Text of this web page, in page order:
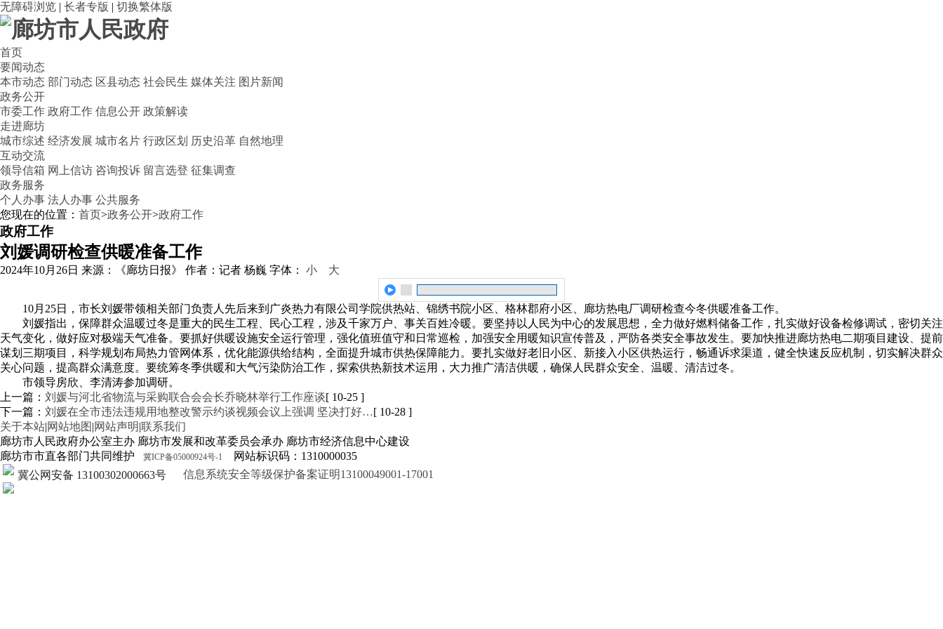
无障碍浏览 | 长者专版 | 切换繁体版
首页
要闻动态
本市动态 部门动态 区县动态 社会民生 媒体关注 图片新闻
政务公开
市委工作 政府工作 信息公开 政策解读
走进廊坊
城市综述 经济发展 城市名片 行政区划 历史沿革 自然地理
互动交流
领导信箱 网上信访 咨询投诉 留言选登 征集调查
政务服务
个人办事 法人办事 公共服务
您现在的位置： 首页>政务公开>政府工作
政府工作
刘媛调研检查供暖准备工作
2024年10月26日 来源：《廊坊日报》 作者：记者 杨巍 字体： 小 大
10月25日，市长刘媛带领相关部门负责人先后来到广炎热力有限公司学院供热站、锦绣书院小区、格林郡府小区、廊坊热电厂调研检查今冬供暖准备工作。
刘媛指出，保障群众温暖过冬是重大的民生工程、民心工程，涉及千家万户、事关百姓冷暖。要坚持以人民为中心的发展思想，全力做好燃料储备工作，扎实做好设备检修调试，密切关注
天气变化，做好应对极端天气准备。要抓好供暖设施安全运行管理，强化值班值守和日常巡检，加强安全用暖知识宣传普及，严防各类安全事故发生。要加快推进廊坊热电二期项目建设、提前
谋划三期项目，科学规划布局热力管网体系，优化能源供给结构，全面提升城市供热保障能力。要扎实做好老旧小区、新接入小区供热运行，畅通诉求渠道，健全快速反应机制，切实解决群众
关心问题，提高群众满意度。要统筹冬季供暖和大气污染防治工作，探索供热新技术运用，大力推广清洁供暖，确保人民群众安全、温暖、清洁过冬。
市领导房欣、李清涛参加调研。
上一篇： 刘媛与河北省物流与采购联合会会长乔晓林举行工作座谈[ 10-25 ]
下一篇： 刘媛在全市违法违规用地整改警示约谈视频会议上强调 坚决打好…[ 10-28 ]
关于本站|网站地图 |网站声明|联系我们
廊坊市人民政府办公室主办 廊坊市发展和改革委员会承办 廊坊市经济信息中心建设
廊坊市市直各部门共同维护
冀ICP备05000924号-1
网站标识码：1310000035
冀公网安备 13100302000663号
信息系统安全等级保护备案证明13100049001-17001